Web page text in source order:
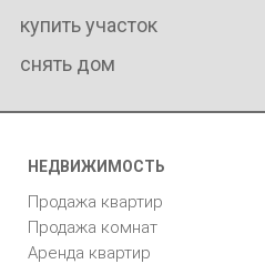
купить участок
снять дом
НЕДВИЖИМОСТЬ
Продажа квартир
Продажа комнат
Аренда квартир